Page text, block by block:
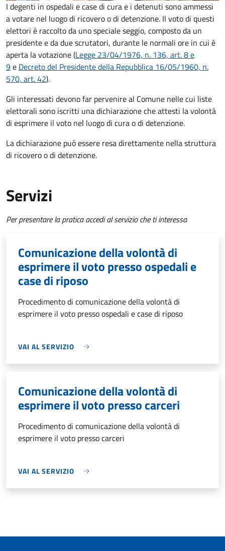
I degenti in ospedali e case di cura e i detenuti sono ammessi
a votare nel luogo di ricovero o di detenzione. Il voto di questi
elettori è raccolto da uno speciale seggio, composto da un
presidente e da due scrutatori, durante le normali ore in cui è
aperta la votazione (Legge 23/04/1976, n. 136, art. 8 e
9e Decreto del Presidente della Repubblica 16/05/1960, n.
570, art. 42).
Gli interessati devono far pervenire al Comune nelle cui liste
elettorali sono iscritti una dichiarazione che attesti la volontà
di esprimere il voto nel luogo di cura o di detenzione.
La dichiarazione può essere resa direttamente nella struttura
di ricovero o di detenzione.
Servizi
Per presentare la pratica accedi al servizio che ti interessa
Comunicazione della volontà di
esprimere il voto presso ospedali e
case di riposo
Procedimento di comunicazione della volontà di
esprimere il voto presso ospedali e case di riposo
VAI AL SERVIZIO
Comunicazione della volontà di
esprimere il voto presso carceri
Procedimento di comunicazione della volontà di
esprimere il voto presso carceri
VAI AL SERVIZIO